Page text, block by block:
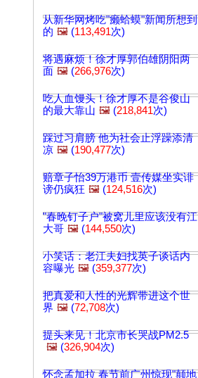
从新华网烤吃"癞蛤蟆"新闻所想到
的 🖼️ (113,491次)
将遇麻烦！徐才厚郭伯雄阴阳两
面 🖼️ (266,976次)
吃人血馒头！徐才厚不是谷俊山
的最大靠山 🖼️ (218,841次)
踩过习肩膀 他为社会止浮躁添清
凉 🖼️ (190,477次)
赔章子怡39万港币 壹传媒坐实诽
谤仍疯狂 🖼️ (124,516次)
"春晚钉子户"被窝儿里应该没有江
大哥 🖼️ (144,550次)
小笑话：老江夫妇找英子谈话内
容曝光 🖼️ (359,377次)
把真爱和人性的光辉带进这个世
界 🖼️ (72,708次)
提头来见！北京市长哭战PM2.5
🖼️ (326,904次)
怀念孟加拉 春节前广州惊现"颠地